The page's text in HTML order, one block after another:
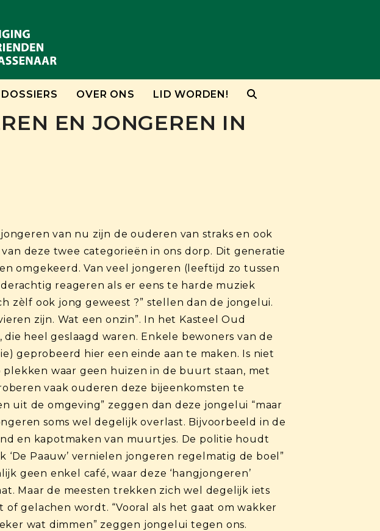
DOSSIERS OVER ONS LID WORDEN!
EN JONGEREN IN
van nu zijn de ouderen van straks en ook
deze twee categorieën in ons dorp. Dit generatie
omgekeerd. Van veel jongeren (leeftijd zo tussen
reageren als er eens te harde muziek
zèlf ook jong geweest ?” stellen dan de jongelui.
zijn. Wat een onzin”. In het Kasteel Oud
heel geslaagd waren. Enkele bewoners van de
geprobeerd hier een einde aan te maken. Is niet
waar geen huizen in de buurt staan, met
vaak ouderen deze bijeenkomsten te
uit de omgeving” zeggen dan deze jongelui “maar
soms wel degelijk overlast. Bijvoorbeeld in de
en kapotmaken van muurtjes. De politie houdt
Paauw’ vernielen jongeren regelmatig de boel”
geen enkel café, waar deze ‘hangjongeren’
Maar de meesten trekken zich wel degelijk iets
gelachen wordt. “Vooral als het gaat om wakker
wat dimmen” zeggen jongelui tegen ons.